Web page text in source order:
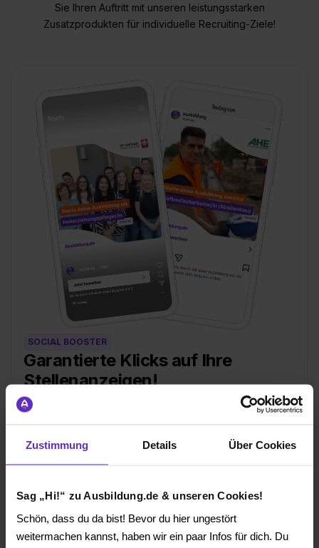
Zustimmung Details Über Cookies
Sag „Hi!“ zu Ausbildung.de & unseren Cookies!
Schön, dass du da bist! Bevor du hier ungestört
weitermachen kannst, haben wir ein paar Infos für dich. Du
Sie Ihren Auftritt mit unseren leistungsstarken
Zusatzprodukten für individuelle Recruiting-Ziele!
SOCIAL BOOSTER
Garantierte Klicks auf Ihre
Stellenanzeigen!
Erreichen Sie junge Talente
auf Instagram, TikTok und
Google
und steigern Sie Ihre Chancen auf mehr
Leistungspaket
Eine oder mehrere Stellen gezielt mit Klicks
Sichtbarkeit in Ihrer Region oder an
Standorten Ihrer Wahl